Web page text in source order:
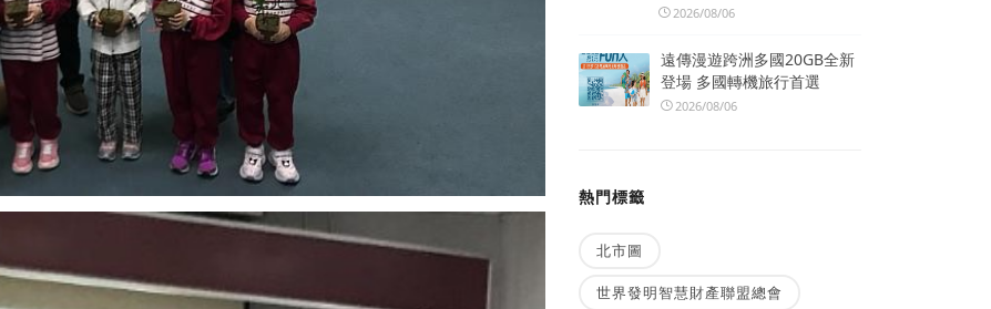
2026/08/06
遠傳漫遊跨洲多國20GB全新
登場 多國轉機旅行首選
2026/08/06
熱門標籤
北市圖
世界發明智慧財產聯盟總會